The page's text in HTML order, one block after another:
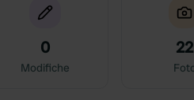
0
Modifiche
22